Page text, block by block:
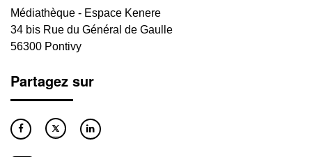
Médiathèque - Espace Kenere
34 bis Rue du Général de Gaulle
56300 Pontivy
Partagez sur